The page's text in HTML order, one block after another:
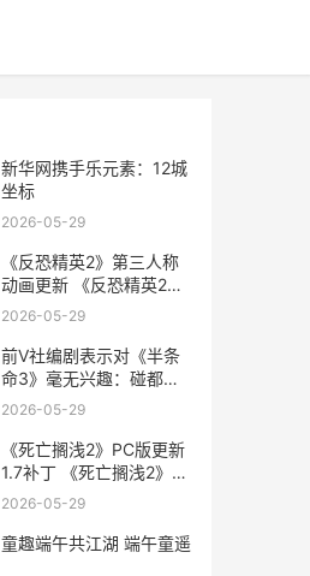
新华网携手乐元素：12城
坐标
2026-05-29
《反恐精英2》第三人称
动画更新 《反恐精英2》
直接安装游戏
2026-05-29
前V社编剧表示对《半条
命3》毫无兴趣：碰都不
想碰
2026-05-29
《死亡搁浅2》PC版更新
1.7补丁 《死亡搁浅2》
PC修改器
2026-05-29
童趣端午共江湖 端午童遥